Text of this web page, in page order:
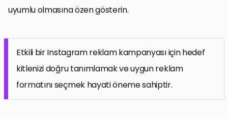
uyumlu olmasına özen gösterin.
Etkili bir Instagram reklam kampanyası için hedef
kitlenizi doğru tanımlamak ve uygun reklam
formatını seçmek hayati öneme sahiptir.